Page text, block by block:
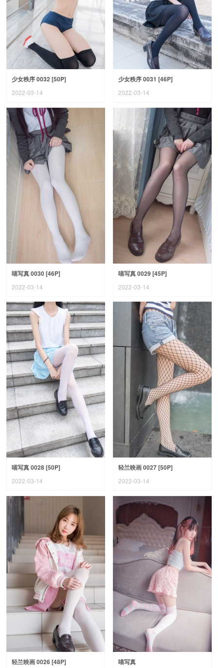
少女秩序 0032 [50P]
2022-03-14
少女秩序 0031 [46P]
2022-03-14
喵写真 0030 [46P]
2022-03-14
喵写真 0029 [45P]
2022-03-14
喵写真 0028 [50P]
2022-03-14
轻兰映画 0027 [50P]
2022-03-14
轻兰映画 0026 [48P] 喵写真